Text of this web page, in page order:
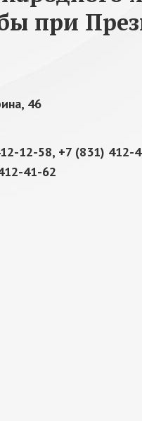
при
46
12-58, +7 (831)
41-62